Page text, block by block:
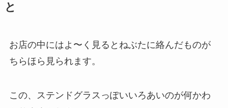
と
お店の中にはよ〜く見るとねぶたに絡んだものが
ちらほら見られます。
この、ステンドグラスっぽいいろあいのが何かわ